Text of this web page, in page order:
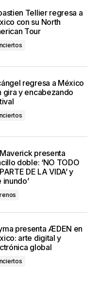
Tellier regresa a
con su North
Tour
regresa a México
gira y encabezando
presenta
doble: ‘NO TODO
DE LA VIDA’ y
inundo’
presenta ÆDEN en
arte digital y
global